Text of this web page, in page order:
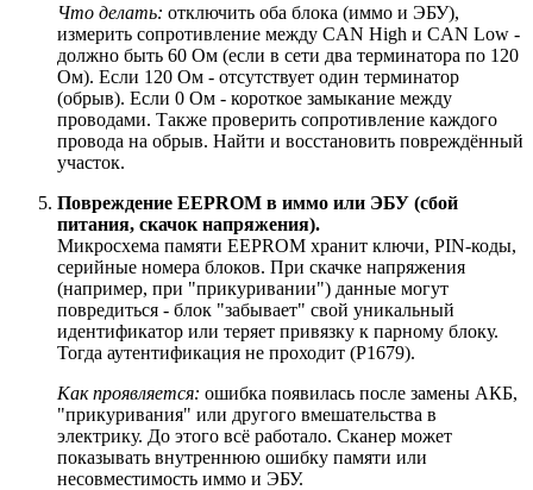
Что делать: отключить оба блока (иммо и ЭБУ),
измерить сопротивление между CAN High и CAN Low -
должно быть 60 Ом (если в сети два терминатора по 120
Ом). Если 120 Ом - отсутствует один терминатор
(обрыв). Если 0 Ом - короткое замыкание между
проводами. Также проверить сопротивление каждого
провода на обрыв. Найти и восстановить повреждённый
участок.
Повреждение EEPROM в иммо или ЭБУ (сбой
питания, скачок напряжения).
Микросхема памяти EEPROM хранит ключи, PIN-коды,
серийные номера блоков. При скачке напряжения
(например, при "прикуривании") данные могут
повредиться - блок "забывает" свой уникальный
идентификатор или теряет привязку к парному блоку.
Тогда аутентификация не проходит (P1679).
Как проявляется: ошибка появилась после замены АКБ,
"прикуривания" или другого вмешательства в
электрику. До этого всё работало. Сканер может
показывать внутреннюю ошибку памяти или
несовместимость иммо и ЭБУ.